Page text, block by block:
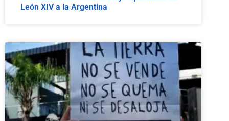
León XIV a la Argentina